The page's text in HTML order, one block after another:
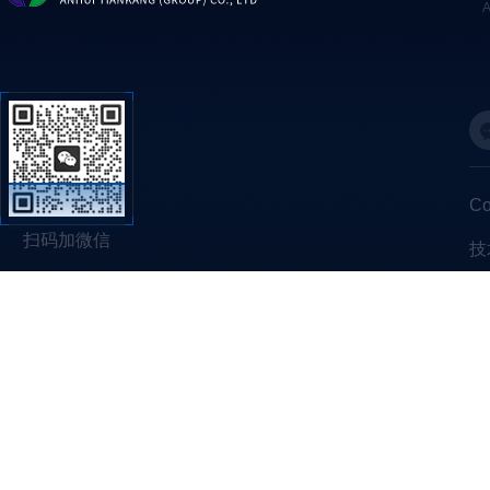
扫码加微信 技